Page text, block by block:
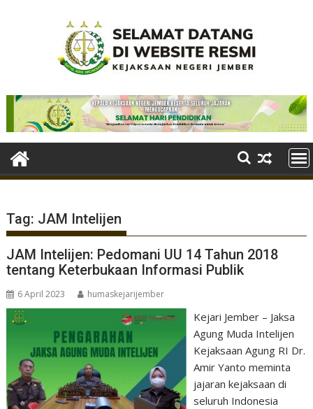
Tag: JAM Intelijen
JAM Intelijen: Pedomani UU 14 Tahun 2018
tentang Keterbukaan Informasi Publik
6 April 2023 humaskejarijember
Kejari Jember – Jaksa
Agung Muda Intelijen
Kejaksaan Agung RI Dr.
Amir Yanto meminta
jajaran kejaksaan di
seluruh Indonesia